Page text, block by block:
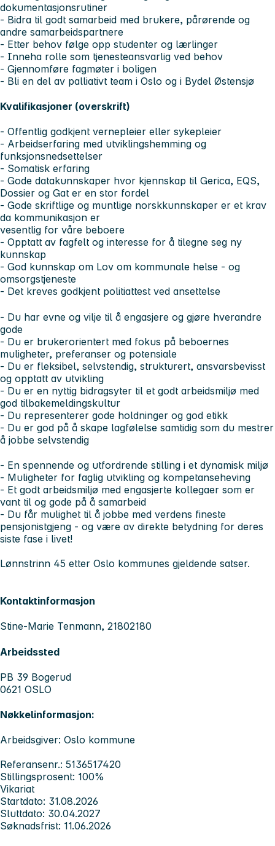
dokumentasjonsrutiner
- Bidra til godt samarbeid med brukere, pårørende og
andre samarbeidspartnere
- Etter behov følge opp studenter og lærlinger
- Inneha rolle som tjenesteansvarlig ved behov
- Gjennomføre fagmøter i boligen
- Bli en del av palliativt team i Oslo og i Bydel Østensjø
Kvalifikasjoner (overskrift)
- Offentlig godkjent vernepleier eller sykepleier
- Arbeidserfaring med utviklingshemming og
funksjonsnedsettelser
- Somatisk erfaring
- Gode datakunnskaper hvor kjennskap til Gerica, EQS,
Dossier og Gat er en stor fordel
- Gode skriftlige og muntlige norskkunnskaper er et krav
da kommunikasjon er
vesentlig for våre beboere
- Opptatt av fagfelt og interesse for å tilegne seg ny
kunnskap
- God kunnskap om Lov om kommunale helse - og
omsorgstjeneste
- Det kreves godkjent politiattest ved ansettelse
- Du har evne og vilje til å engasjere og gjøre hverandre
gode
- Du er brukerorientert med fokus på beboernes
muligheter, preferanser og potensiale
- Du er fleksibel, selvstendig, strukturert, ansvarsbevisst
og opptatt av utvikling
- Du er en nyttig bidragsyter til et godt arbeidsmiljø med
god tilbakemeldingskultur
- Du representerer gode holdninger og god etikk
- Du er god på å skape lagfølelse samtidig som du mestrer
å jobbe selvstendig
- En spennende og utfordrende stilling i et dynamisk miljø
- Muligheter for faglig utvikling og kompetanseheving
- Et godt arbeidsmiljø med engasjerte kollegaer som er
vant til og gode på å samarbeid
- Du får mulighet til å jobbe med verdens fineste
pensjonistgjeng - og være av direkte betydning for deres
siste fase i livet!
Lønnstrinn 45 etter Oslo kommunes gjeldende satser.
Kontaktinformasjon
Stine-Marie Tenmann, 21802180
Arbeidssted
PB 39 Bogerud
0621 OSLO
Nøkkelinformasjon:
Arbeidsgiver: Oslo kommune
Referansenr.: 5136517420
Stillingsprosent: 100%
Vikariat
Startdato: 31.08.2026
Sluttdato: 30.04.2027
Søknadsfrist: 11.06.2026